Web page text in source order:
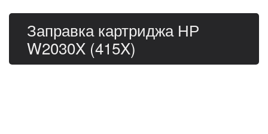
Заправка картриджа НР
W2030X (415X)